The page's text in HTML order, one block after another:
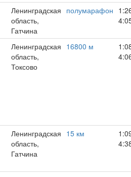
Ленинградская
область,
Гатчина
полумарафон
Ленинградская
область,
Токсово
16800 м
Ленинградская
область,
Гатчина
15 км